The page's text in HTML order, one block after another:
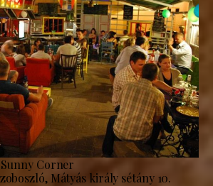
Corner
Mátyás király sétány 10.